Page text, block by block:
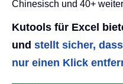
Chinesisch und 40+
Kutools für Excel
und stellt sicher,
nur einen Klick